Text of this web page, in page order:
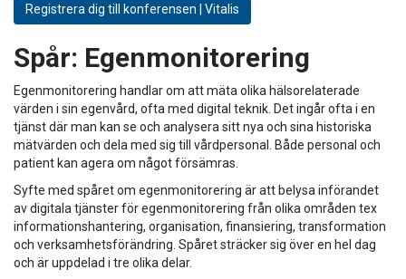
Registrera dig till konferensen | Vitalis
Spår: Egenmonitorering
Egenmonitorering handlar om att mäta olika hälsorelaterade
värden i sin egenvård, ofta med digital teknik. Det ingår ofta i en
tjänst där man kan se och analysera sitt nya och sina historiska
mätvärden och dela med sig till vårdpersonal. Både personal och
patient kan agera om något försämras.
Syfte med spåret om egenmonitorering är att belysa införandet
av digitala tjänster för egenmonitorering från olika områden tex
informationshantering, organisation, finansiering, transformation
och verksamhetsförändring. Spåret sträcker sig över en hel dag
och är uppdelad i tre olika delar.